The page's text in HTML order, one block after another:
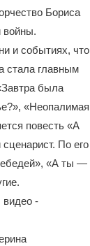
Бориса
войны.
и событиях, что
стала главным
была
«Неопалимая
повесть «А
По его
«А ты —
видео -